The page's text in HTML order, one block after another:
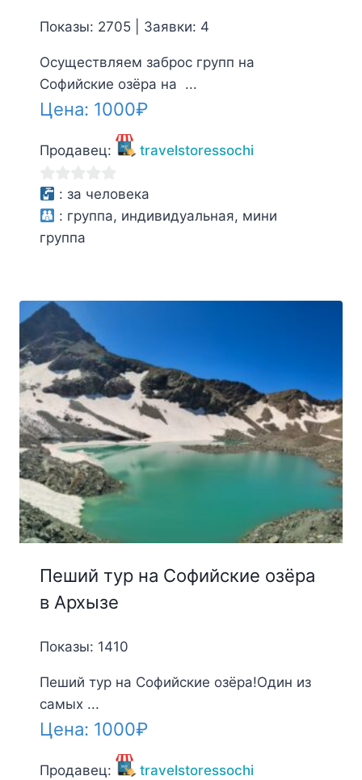
Показы: 2705 | Заявки: 4
Осуществляем заброс групп на
Софийские озёра на ...
Цена: 1000₽
Продавец: travelstoressochi
0
из
5
: за человека
: группа, индивидуальная, мини
группа
Пеший тур на Софийские озёра
в Архызе
Показы: 1410
Пеший тур на Софийские озёра!Один из
самых ...
Цена: 1000₽
Продавец: travelstoressochi